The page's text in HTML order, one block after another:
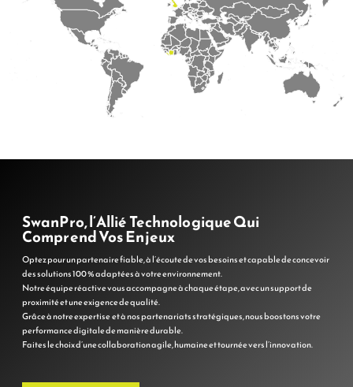
SwanPro, l’Allié Technologique Qui
Comprend Vos Enjeux
Optez pour un partenaire fiable, à l’écoute de vos besoins et capable de concevoir
des solutions 100 % adaptées à votre environnement.
Notre équipe réactive vous accompagne à chaque étape, avec un support de
proximité et une exigence de qualité.
Grâce à notre expertise et à nos partenariats stratégiques, nous boostons votre
performance digitale de manière durable.
Faites le choix d’une collaboration agile, humaine et tournée vers l’innovation.